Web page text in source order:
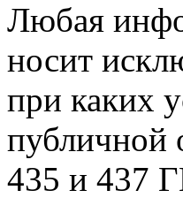
Любая
носит
при каких
публичной
435 и 437